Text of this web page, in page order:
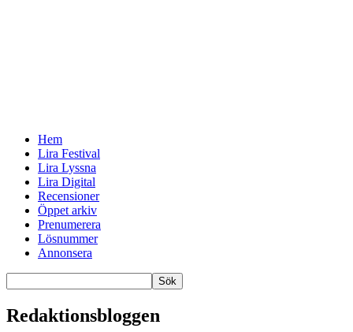
Hem
Lira Festival
Lira Lyssna
Lira Digital
Recensioner
Öppet arkiv
Prenumerera
Lösnummer
Annonsera
Redaktionsbloggen